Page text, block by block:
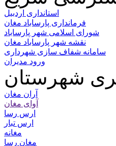
استانداری اردبیل
فرمانداری پارساباد مغان
شورای اسلامی شهر پارساباد
نقشه شهر پارساباد مغان
سامانه شفاف سازی شهرداری
ورود مدیران
شهرستان
آران مغان
آوای مغان
ارس رسا
ارس تبار
مغانه
مغان رسا